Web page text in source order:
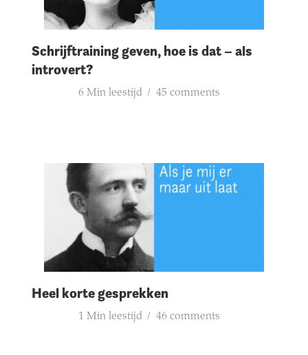
Schrijftraining geven, hoe is dat – als
introvert?
6 Min leestijd 45 comments
Heel korte gesprekken
1 Min leestijd 46 comments